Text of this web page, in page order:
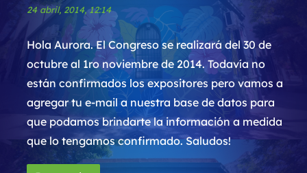
24 abril, 2014, 12:14
Hola Aurora. El Congreso se realizará del 30 de
octubre al 1ro noviembre de 2014. Todavía no
están confirmados los expositores pero vamos a
agregar tu e-mail a nuestra base de datos para
que podamos brindarte la información a medida
que lo tengamos confirmado. Saludos!